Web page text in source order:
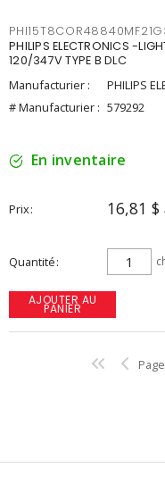
PHILIPS ELECTRONICS -
120/347V TYPE B DLC
Manufacturier :
PHILIPS
# Manufacturier : 579292
En inventaire
Prix 16,81 $
Quantité
AJOUTER AU
PANIER
Page